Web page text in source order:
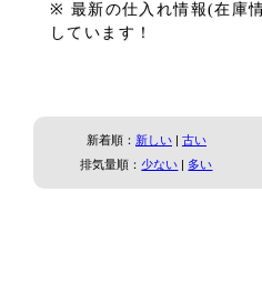
※ 最新の仕入れ情報(在庫
しています！
新着順： 新しい| 古い
排気量順：少ない | 多い